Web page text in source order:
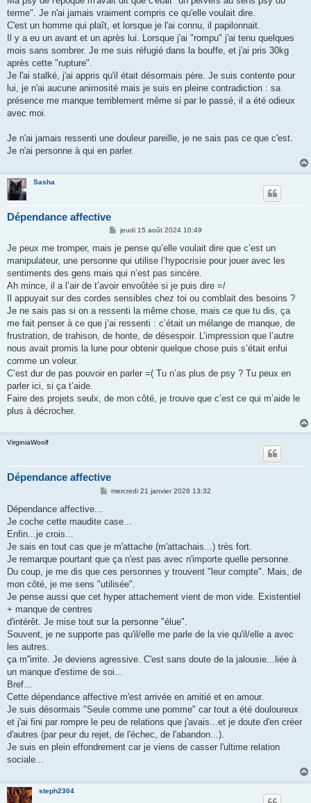
a
g
terme". Je n'ai jamais vraiment compris ce qu'elle voulait dire.
C'est un homme qui plaît, et lorsque je l'ai connu, il papilonnait.
Il y a eu un avant et un après lui. Lorsque j'ai "rompu" j'ai tenu quelques
mois sans sombrer. Je me suis réfugié dans la bouffe, et j'ai pris 30kg
après cette "rupture".
Je l'ai stalké, j'ai appris qu'il était désormais père. Je suis contente pour
lui, je n'ai aucune animosité mais je suis en pleine contradiction : sa
présence me manque terriblement même si par le passé, il a été odieux
avec moi.
Je n'ai jamais ressenti une douleur pareille, je ne sais pas ce que c'est.
Je n'ai personne à qui en parler.
Sasha
Dépendance affective
M
s
a
g
e
jeudi 15 août 2024 10:49
Je peux me tromper, mais je pense qu’elle voulait dire que c’est un
manipulateur, une personne qui utilise l’hypocrisie pour jouer avec les
sentiments des gens mais qui n’est pas sincère.
Ah mince, il a l’air de t’avoir envoûtée si je puis dire =/
Il appuyait sur des cordes sensibles chez toi ou comblait des besoins ?
Je ne sais pas si on a ressenti la même chose, mais ce que tu dis, ça
me fait penser à ce que j’ai ressenti : c’était un mélange de manque, de
frustration, de trahison, de honte, de désespoir. L’impression que l’autre
nous avait promis la lune pour obtenir quelque chose puis s’était enfui
comme un voleur.
C’est dur de pas pouvoir en parler =( Tu n’as plus de psy ? Tu peux en
parler ici, si ça t’aide.
Faire des projets seulx, de mon côté, je trouve que c’est ce qui m’aide le
plus à décrocher.
VirginiaWoolf
Dépendance affective
M
a
mercredi 21 janvier 2026 13:32
Dépendance affective...
Je coche cette maudite case...
Enfin...je crois...
Je sais en tout cas que je m'attache (m'attachais...) très fort.
Je remarque pourtant que ça n'est pas avec n'importe quelle personne.
Du coup, je me dis que ces personnes y trouvent "leur compte". Mais, de
mon côté, je me sens "utilisée".
Je pense aussi que cet hyper attachement vient de mon vide. Existentiel
+ manque de centres
d'intérêt. Je mise tout sur la personne "élue".
Souvent, je ne supporte pas qu'il/elle me parle de la vie qu'il/elle a avec
les autres.
ça m''irrite. Je deviens agressive. C'est sans doute de la jalousie...liée à
un manque d'estime de soi...
Bref...
Cette dépendance affective m'est arrivée en amitié et en amour.
Je suis désormais "Seule comme une pomme" car tout a été douloureux
et j'ai fini par rompre le peu de relations que j'avais...et je doute d'en créer
d'autres (par peur du rejet, de l'échec, de l'abandon...).
Je suis en plein effondrement car je viens de casser l'ultime relation
sociale...
steph2304